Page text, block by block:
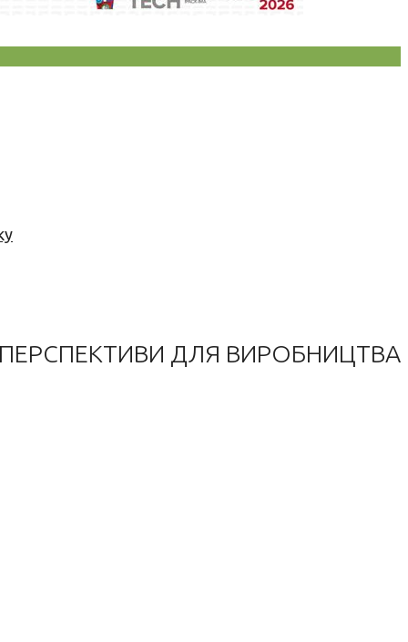
ПЕРСПЕКТИВИ ДЛЯ ВИРОБНИЦТВА